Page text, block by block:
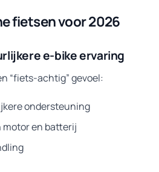
fietsen voor 2026
e-bike ervaring
“fiets-achtig” gevoel:
ondersteuning
en batterij